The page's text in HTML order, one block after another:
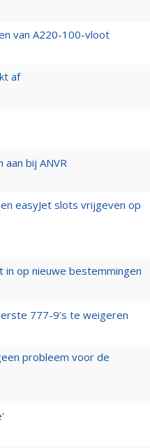
van A220-100-vloot
af
bij ANVR
easyJet slots vrijgeven op
in op nieuwe bestemmingen
777-9’s te weigeren
probleem voor de